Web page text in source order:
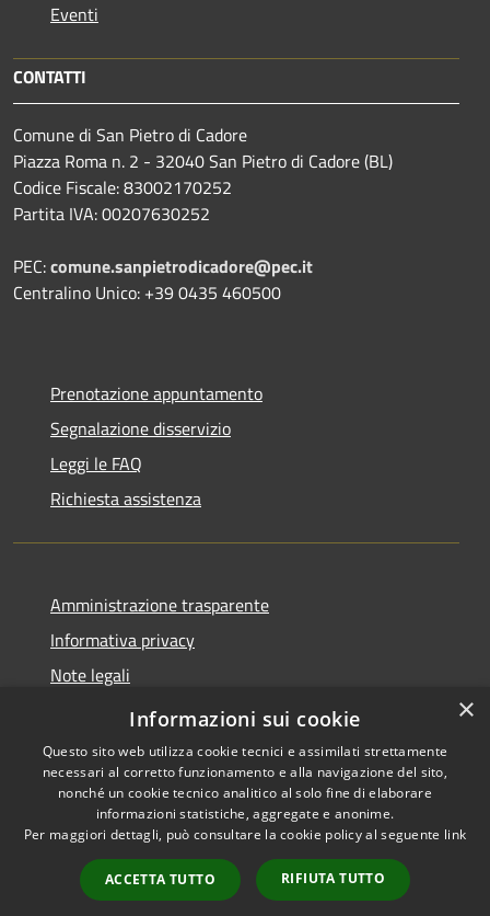
Eventi
CONTATTI
Comune di San Pietro di Cadore
Piazza Roma n. 2 - 32040 San Pietro di Cadore (BL)
Codice Fiscale: 83002170252
Partita IVA: 00207630252
PEC:comune.sanpietrodicadore@pec.it
Centralino Unico: +39 0435 460500
Prenotazione appuntamento
Segnalazione disservizio
Leggi le FAQ
Richiesta assistenza
Amministrazione trasparente
Informativa privacy
Note legali
Dichiarazione di accessibilità
Accessibilità
Copyright © 2026 • Comune di
San Pietro di Cadore • Powered
byMunicipium
Accesso
redazione
×
Informazioni sui cookie
Questo sito web utilizza cookie tecnici e assimilati strettamente
necessari al corretto funzionamento e alla navigazione del sito,
nonché un cookie tecnico analitico al solo fine di elaborare
informazioni statistiche, aggregate e anonime.
Per maggiori dettagli, può consultare la cookie policy al seguente link
ACCETTA TUTTO RIFIUTA TUTTO